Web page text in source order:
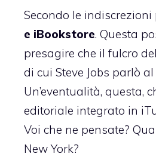
Secondo le
e iBookstore. Questa
presagire che il fulcro
di cui Steve Jobs parlò
Un’eventualità, questa,
editoriale integrato in
Voi che ne pensate?
New York?